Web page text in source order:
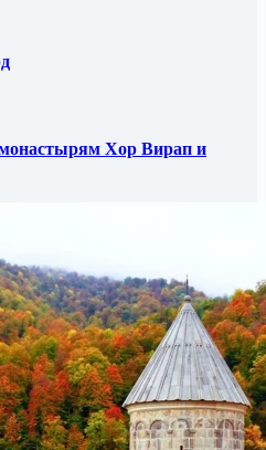
Хор Вирап и